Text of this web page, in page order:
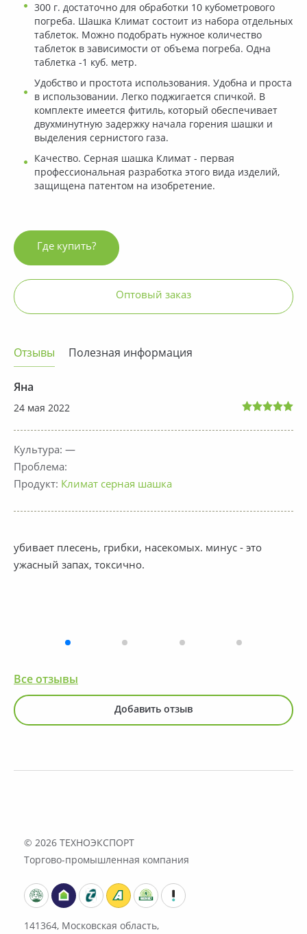
300 г. достаточно для обработки 10 кубометрового
погреба. Шашка Климат состоит из набора отдельных
таблеток. Можно подобрать нужное количество
таблеток в зависимости от объема погреба. Одна
таблетка -1 куб. метр.
Удобство и простота использования. Удобна и проста
в использовании. Легко поджигается спичкой. В
комплекте имеется фитиль, который обеспечивает
двухминутную задержку начала горения шашки и
выделения сернистого газа.
Качество. Серная шашка Климат - первая
профессиональная разработка этого вида изделий,
защищена патентом на изобретение.
Где купить?
Оптовый заказ
Отзывы Полезная информация
Яна
24 мая 2022
Культура: —
Проблема:
Продукт: Климат серная шашка
убивает плесень, грибки, насекомых. минус - это
ужасный запах, токсично.
Все отзывы
Добавить отзыв
© 2026
ТЕХНОЭКСПОРТ
Торгово-промышленная компания
141364, Московская область,